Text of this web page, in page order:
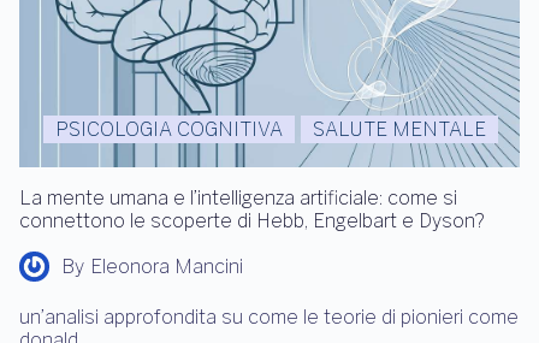
PSICOLOGIA COGNITIVA SALUTE MENTALE
La mente umana e l’intelligenza artificiale: come si
connettono le scoperte di Hebb, Engelbart e Dyson?
By Eleonora Mancini
un’analisi approfondita su come le teorie di pionieri come